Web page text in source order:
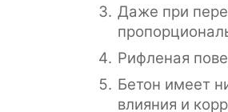
Даже при
Рифленая
Бетон имеет
влияния и